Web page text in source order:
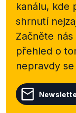
kanálu, kde
shrnutí
Začněte
přehled o
nepravdy